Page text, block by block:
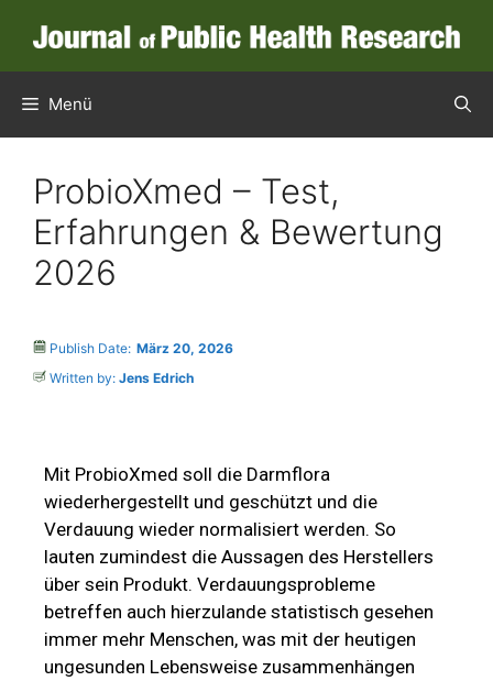
Menü
ProbioXmed – Test,
Erfahrungen & Bewertung
2026
Publish Date: März 20, 2026
Written by: Jens Edrich
Mit ProbioXmed soll die Darmflora
wiederhergestellt und geschützt und die
Verdauung wieder normalisiert werden. So
lauten zumindest die Aussagen des Herstellers
über sein Produkt. Verdauungsprobleme
betreffen auch hierzulande statistisch gesehen
immer mehr Menschen, was mit der heutigen
ungesunden Lebensweise zusammenhängen